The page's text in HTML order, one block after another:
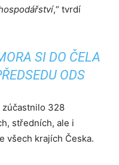
,“ tvrdí
SI DO ČELA
ODS
zúčastnilo 328
středních, ale i
všech krajích Česka.